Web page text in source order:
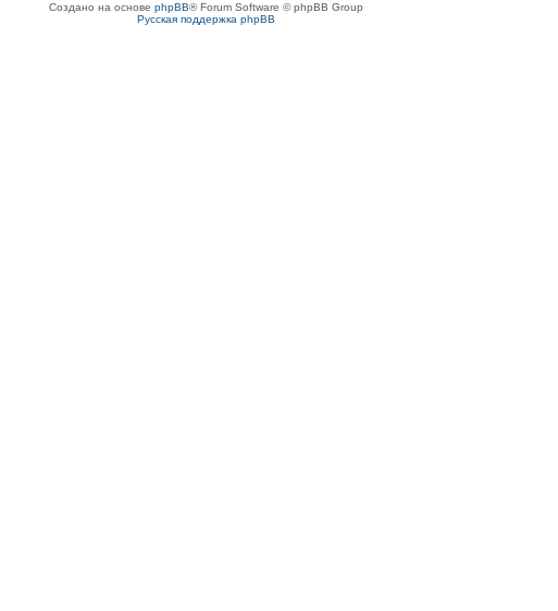
Создано на основе phpBB® Forum Software © phpBB Group
Русская поддержка phpBB